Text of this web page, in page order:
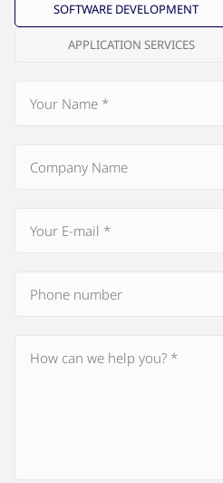
SOFTWARE DEVELOPMENT
APPLICATION SERVICES